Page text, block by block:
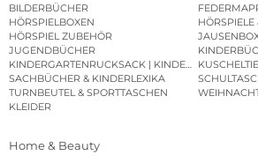
BILDERBÜCHER
HÖRSPIELBOXEN
HÖRSPIELE
HÖRSPIEL ZUBEHÖR
JUGENDBÜCHER
KINDERGARTENRUCKSACK |
SACHBÜCHER & KINDERLEXIKA
TURNBEUTEL & SPORTTASCHEN
KLEIDER
Home & Beauty